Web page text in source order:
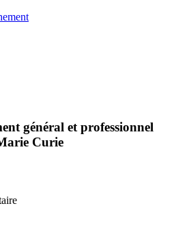
général et professionnel
Curie